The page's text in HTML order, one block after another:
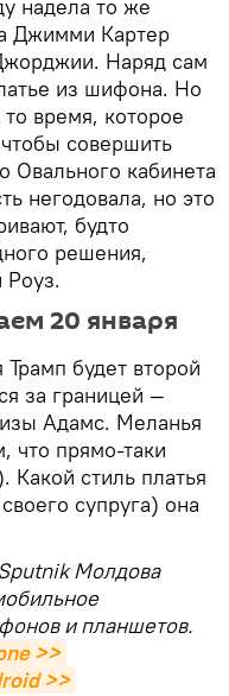
надела то же
Джимми Картер
Наряд сам
из шифона. Но
время, которое
совершить
Овального кабинета
негодовала, но это
будто
решения,
Роуз.
20 января
будет второй
за границей —
Адамс. Меланья
что прямо-таки
стиль платья
супруга) она
Молдова
и планшетов.
>>
>>